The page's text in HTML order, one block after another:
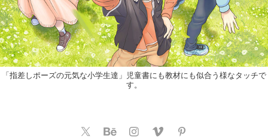
「指差しポーズの元気な小学生達」児童書にも教材にも似合う様なタッチで
す。